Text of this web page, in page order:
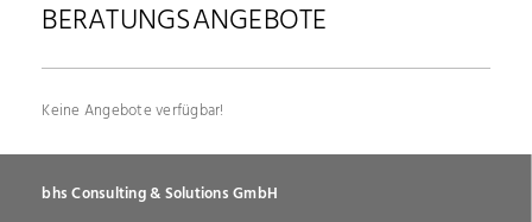
BERATUNGSANGEBOTE
Keine Angebote verfügbar!
bhs Consulting & Solutions GmbH